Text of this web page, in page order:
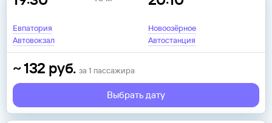
Евпатория
Автовокзал
Новоозёрное
Автостанция
~132 руб. за 1 пассажира
Выбрать дату